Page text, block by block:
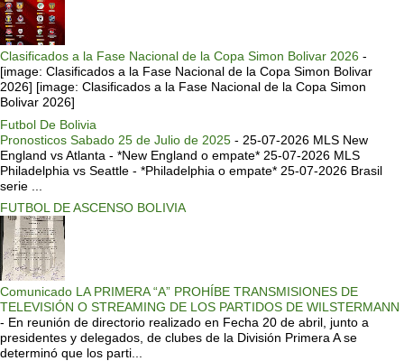
Clasificados a la Fase Nacional de la Copa Simon Bolivar 2026 -
[image: Clasificados a la Fase Nacional de la Copa Simon Bolivar
2026] [image: Clasificados a la Fase Nacional de la Copa Simon
Bolivar 2026]
Futbol De Bolivia
Pronosticos Sabado 25 de Julio de 2025 - 25-07-2026 MLS New
England vs Atlanta - *New England o empate* 25-07-2026 MLS
Philadelphia vs Seattle - *Philadelphia o empate* 25-07-2026 Brasil
serie ...
FUTBOL DE ASCENSO BOLIVIA
Comunicado LA PRIMERA “A” PROHÍBE TRANSMISIONES DE
TELEVISIÓN O STREAMING DE LOS PARTIDOS DE WILSTERMANN
- En reunión de directorio realizado en Fecha 20 de abril, junto a
presidentes y delegados, de clubes de la División Primera A se
determinó que los parti...